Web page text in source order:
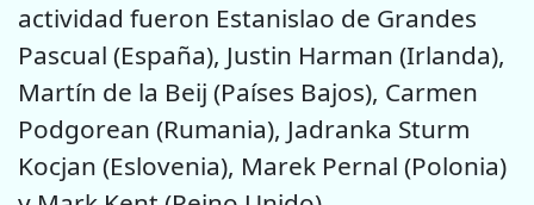
actividad fueron Estanislao de Grandes
Pascual (España), Justin Harman (Irlanda),
Martín de la Beij (Países Bajos), Carmen
Podgorean (Rumania), Jadranka Sturm
Kocjan (Eslovenia), Marek Pernal (Polonia)